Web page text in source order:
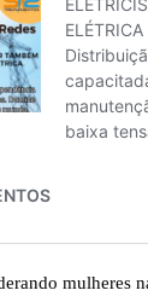
mulheres